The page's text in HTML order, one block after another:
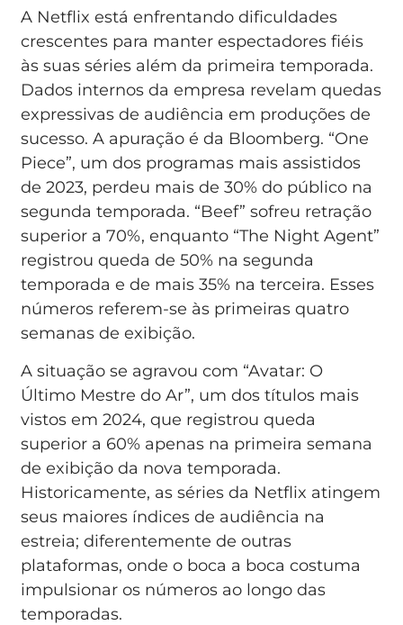
A Netflix está enfrentando dificuldades
crescentes para manter espectadores fiéis
às suas séries além da primeira temporada.
Dados internos da empresa revelam quedas
expressivas de audiência em produções de
sucesso. A apuração é da Bloomberg. “One
Piece”, um dos programas mais assistidos
de 2023, perdeu mais de 30% do público na
segunda temporada. “Beef” sofreu retração
superior a 70%, enquanto “The Night Agent”
registrou queda de 50% na segunda
temporada e de mais 35% na terceira. Esses
números referem-se às primeiras quatro
semanas de exibição.
A situação se agravou com “Avatar: O
Último Mestre do Ar”, um dos títulos mais
vistos em 2024, que registrou queda
superior a 60% apenas na primeira semana
de exibição da nova temporada.
Historicamente, as séries da Netflix atingem
seus maiores índices de audiência na
estreia; diferentemente de outras
plataformas, onde o boca a boca costuma
impulsionar os números ao longo das
temporadas.